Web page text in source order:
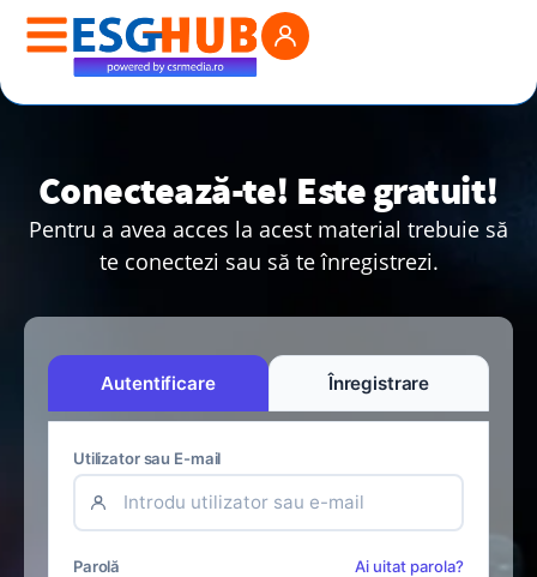
Conectează-te! Este gratuit!
Pentru a avea acces la acest material trebuie să
te conectezi sau să te înregistrezi.
Autentificare Înregistrare
Utilizator sau E-mail
Parolă Ai uitat parola?